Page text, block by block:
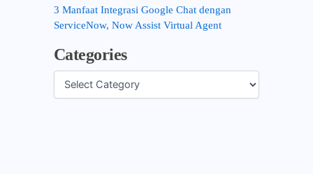
3 Manfaat Integrasi Google Chat dengan
ServiceNow, Now Assist Virtual Agent
Categories